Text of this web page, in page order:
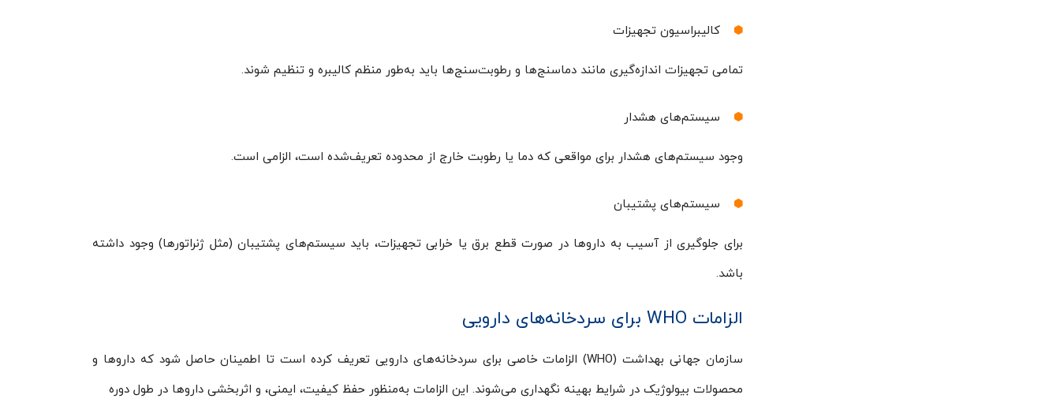
کالیبراسیون تجهیزات
تمامی تجهیزات اندازه‌گیری مانند دماسنج‌ها و رطوبت‌سنج‌ها باید به‌طور منظم کالیبره و تنظیم شوند.
سیستم‌های هشدار
وجود سیستم‌های هشدار برای مواقعی که دما یا رطوبت خارج از محدوده تعریف‌شده است، الزامی است.
سیستم‌های پشتیبان
برای جلوگیری از آسیب به داروها در صورت قطع برق یا خرابی تجهیزات، باید سیستم‌های پشتیبان (مثل ژنراتورها) وجود داشته
باشد.
الزامات WHO برای سردخانه‌های دارویی
سازمان جهانی بهداشت (WHO) الزامات خاصی برای سردخانه‌های دارویی تعریف کرده است تا اطمینان حاصل شود که داروها و
محصولات بیولوژیک در شرایط بهینه نگهداری می‌شوند. این الزامات به‌منظور حفظ کیفیت، ایمنی، و اثربخشی داروها در طول دوره